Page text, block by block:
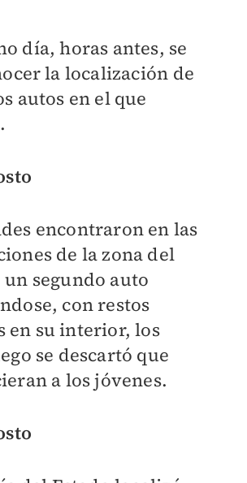
día, horas antes, se
la localización de
autos en el que
encontraron en las
de la zona del
segundo auto
con restos
en su interior, los
se descartó que
a los jóvenes.